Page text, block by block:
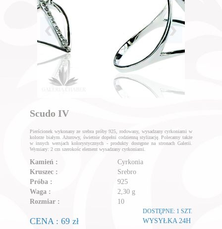
Scudo IV
Pierścionek wykonany ze srebra próby 925, rodowany, wysadzany cyrkoniami w
kolorze białym. Ażurowy, świetnie dopełni codzienną stylizację. Polecamy także
w innych wersjach kolorystycznych - produkty dostępne na stronach Galerii.
Wymiary: 2 cm szerokośc element wysadzany cyrkoniami.
Kamień :
Cyrkonia
Kruszec :
Srebro
Próba :
925
Waga :
2,30 g
Rozmiar :
10
CENA : 69 zł
DOSTĘPNE: 1 SZT.
WYSYŁKA 24H